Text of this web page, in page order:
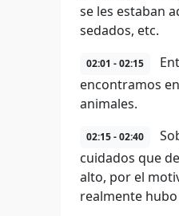
se les estaban
sedados, etc.
02:01 - 02:15
encontramos
animales.
02:15 - 02:40
cuidados que
alto, por el
realmente